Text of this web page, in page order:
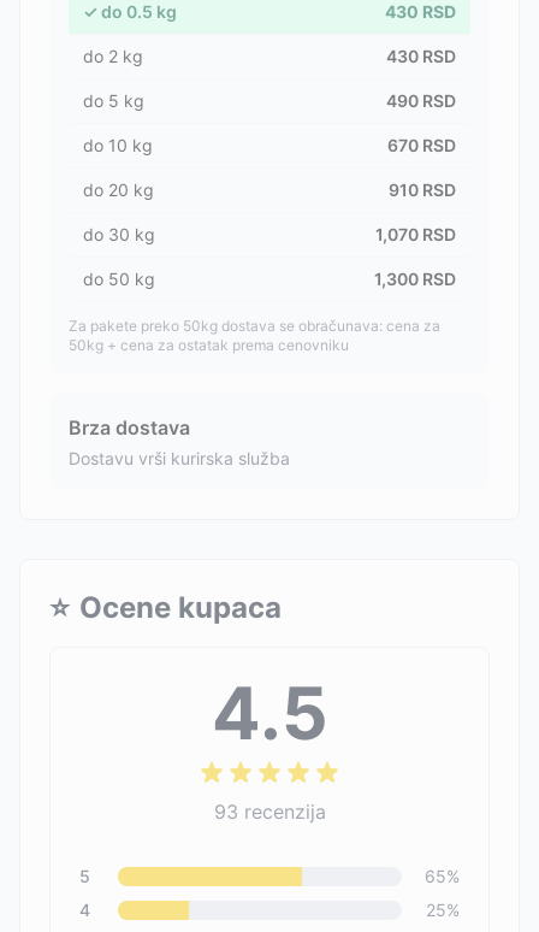
✓ do 0.5 kg 430 RSD
do 2 kg 430 RSD
do 5 kg 490 RSD
do 10 kg 670 RSD
do 20 kg 910 RSD
do 30 kg 1,070 RSD
do 50 kg 1,300 RSD
Za pakete preko 50kg dostava se obračunava: cena za
50kg + cena za ostatak prema cenovniku
Brza dostava
Dostavu vrši kurirska služba
⭐ Ocene kupaca
4.5
93 recenzija
5 65%
4
25%